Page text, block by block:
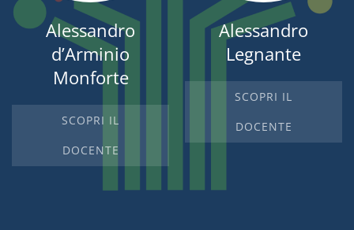
Alessandro
d’Arminio
Monforte
SCOPRI IL
DOCENTE
Alessandro
Legnante
SCOPRI IL
DOCENTE